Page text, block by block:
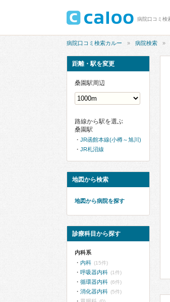
病院口コミ検索カルー 病院検索
距離・駅を変更
桑園駅周辺
路線から駅を選ぶ
桑園駅
JR函館本線(小樽～旭川)
JR札沼線
地図から検索
地図から病院を探す
診療科目から探す
内科系
内科 (15件)
呼吸器内科 (1件)
循環器内科 (6件)
消化器内科 (5件)